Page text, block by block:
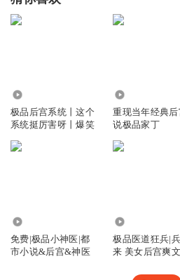
回复 @
我做过5重梦中梦，差点以为我
回复 2024-12-09
这集要是有个打雷下雨的背景
回复 2024-05-25
极品后宫系统丨这个
系统挺厉害呀丨爆笑
重现当年经典
说极品家丁
免费|极品小神医|都
市小说&后宫&神医
极品医道狂兵|
来 美女后宫爽文